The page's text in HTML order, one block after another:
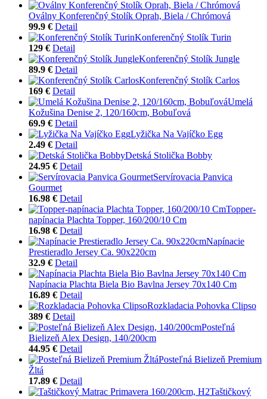
Oválny Konferenčný Stolík Oprah, Biela / Chrómová
99.9 € Detail
Konferenčný Stolík Turin
129 € Detail
Konferenčný Stolík Jungle
89.9 € Detail
Konferenčný Stolík Carlos
169 € Detail
Umelá
Kožušina Denise 2, 120/160cm, Bobuľová
69.9 € Detail
Lyžička Na Vajíčko Egg
2.49 € Detail
Detská Stolička Bobby
24.95 € Detail
Servírovacia Panvica
Gourmet
16.98 € Detail
Topper-
napínacia Plachta Topper, 160/200/10 Cm
16.98 € Detail
Napínacie
Prestieradlo Jersey Ca. 90x220cm
32.9 € Detail
Napínacia Plachta Biela Bio Bavlna Jersey 70x140 Cm
16.89 € Detail
Rozkladacia Pohovka Clipso
389 € Detail
Posteľná
Bielizeň Alex Design, 140/200cm
44.95 € Detail
Posteľná Bielizeň Premium
Žltá
17.89 € Detail
Taštičkový